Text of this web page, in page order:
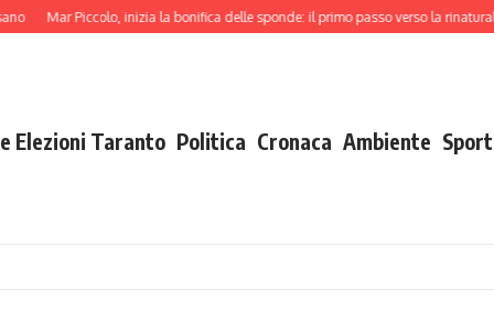
Mar Piccolo, inizia la bonifica delle sponde: il primo passo verso la
Elezioni Taranto Politica Cronaca Ambiente Sport